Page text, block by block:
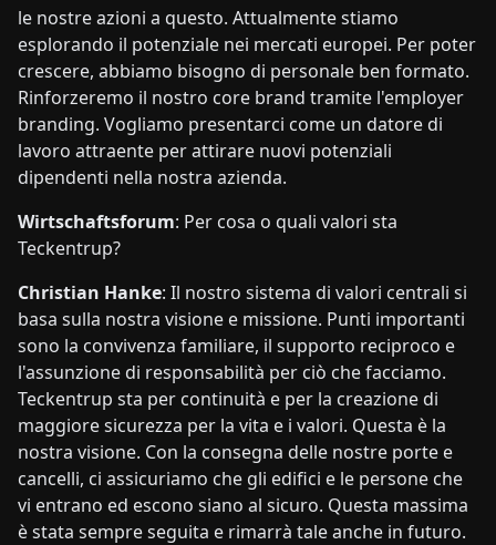
le nostre azioni a questo. Attualmente stiamo
esplorando il potenziale nei mercati europei. Per poter
crescere, abbiamo bisogno di personale ben formato.
Rinforzeremo il nostro core brand tramite l'employer
branding. Vogliamo presentarci come un datore di
lavoro attraente per attirare nuovi potenziali
dipendenti nella nostra azienda.
Wirtschaftsforum: Per cosa o quali valori sta
Teckentrup?
Christian Hanke: Il nostro sistema di valori centrali si
basa sulla nostra visione e missione. Punti importanti
sono la convivenza familiare, il supporto reciproco e
l'assunzione di responsabilità per ciò che facciamo.
Teckentrup sta per continuità e per la creazione di
maggiore sicurezza per la vita e i valori. Questa è la
nostra visione. Con la consegna delle nostre porte e
cancelli, ci assicuriamo che gli edifici e le persone che
vi entrano ed escono siano al sicuro. Questa massima
è stata sempre seguita e rimarrà tale anche in futuro.